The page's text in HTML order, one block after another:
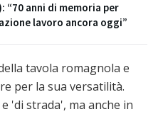
“70 anni di memoria per
lavoro ancora oggi”
tavola romagnola e
per la sua versatilità.
'di strada', ma anche in